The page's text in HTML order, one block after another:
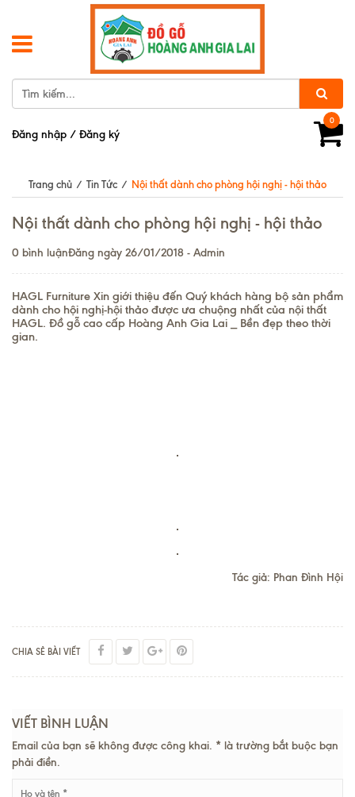
0
Đăng nhập / Đăng ký
Trang chủ / Tin Tức / Nội thất dành cho phòng hội nghị - hội thảo
Nội thất dành cho phòng hội nghị - hội thảo
Đăng ngày 26/01/2018 - Admin
0 bình luận
HAGL Furniture Xin giới thiệu đến Quý khách hàng bộ sản phẩm
dành cho hội nghị-hội thảo được ưa chuộng nhất của nội thất
HAGL. Đồ gỗ cao cấp Hoàng Anh Gia Lai _ Bền đẹp theo thời
gian.
Tác giả: Phan Đình Hội
CHIA SẺ BÀI VIẾT
VIẾT BÌNH LUẬN
Email của bạn sẽ không được công khai. * là trường bắt buộc bạn
phải điền.